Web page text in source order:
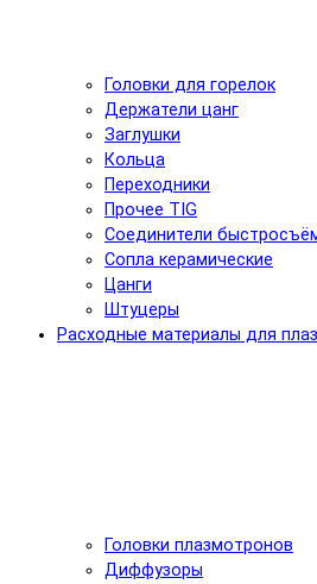
Головки для горелок
Держатели цанг
Заглушки
Кольца
Переходники
Прочее TIG
Соединители
Сопла керамические
Цанги
Штуцеры
Расходные материалы для
Головки плазмотронов
Диффузоры